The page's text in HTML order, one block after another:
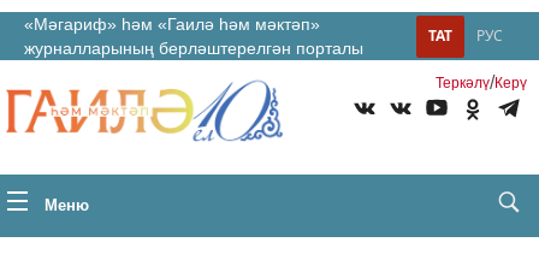
«Мәгариф» һәм «Гаилә һәм мәктәп»
журналларының берләштерелгән порталы
РУС
ТАТ
Теркəлү/Керү
Меню